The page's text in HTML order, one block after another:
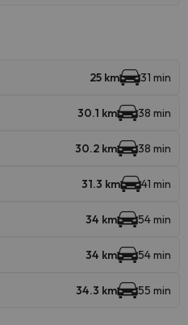
25 km 31 min
30.1 km 38 min
30.2 km 38 min
31.3 km 41 min
34 km 54 min
34 km 54 min
34.3 km 55 min